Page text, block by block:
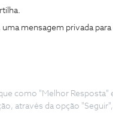
mensagem privada para
como "Melhor Resposta"
através da opção